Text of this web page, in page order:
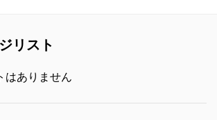
リスト
はありません